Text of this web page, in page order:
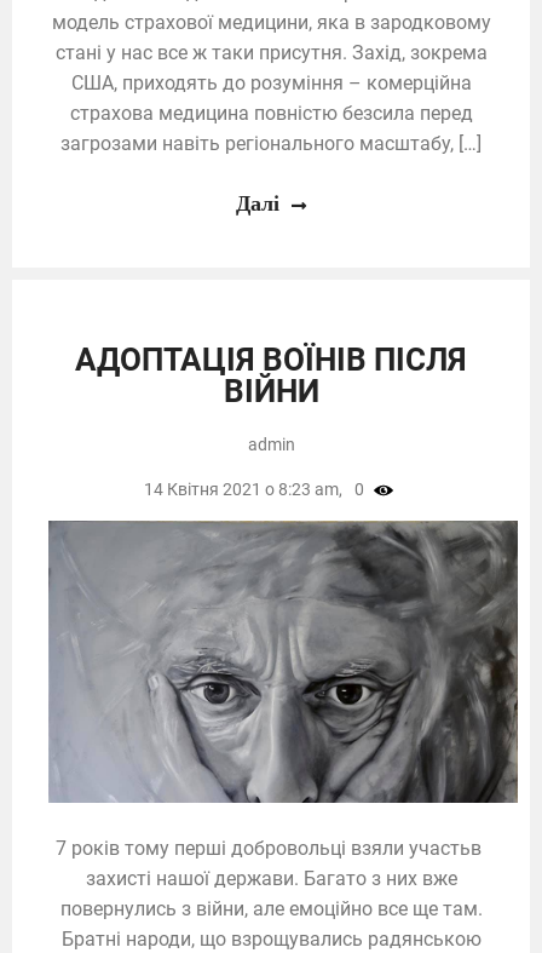
модель страхової медицини, яка в зародковому
стані у нас все ж таки присутня. Захід, зокрема
США, приходять до розуміння – комерційна
страхова медицина повністю безсила перед
загрозами навіть регіонального масштабу, […]
Далі
АДОПТАЦІЯ ВОЇНІВ ПІСЛЯ
ВІЙНИ
7 років тому перші добровольці взяли участьв
захисті нашої держави. Багато з них вже
повернулись з війни, але емоційно все ще там.
Братні народи, що взрощувались радянською
admin
14 Квітня 2021 о 8:23 am, 0